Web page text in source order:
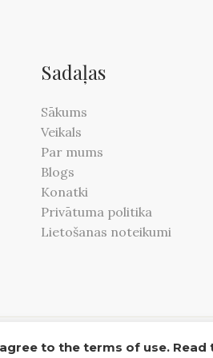
Sadaļas
Sākums
Veikals
Par mums
Blogs
Konatki
Privātuma politika
Lietošanas noteikumi
to the terms of use.